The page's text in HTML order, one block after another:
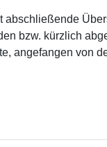
abschließende
bzw. kürzlich
angefangen von